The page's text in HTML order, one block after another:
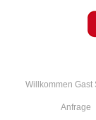
Willkommen Gast
Anfrage